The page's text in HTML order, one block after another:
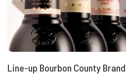
Line-up Bourbon County